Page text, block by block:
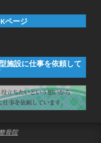
ページ
施設に仕事を依頼して
骨院